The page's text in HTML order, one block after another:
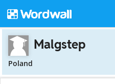
Malgstep
Poland